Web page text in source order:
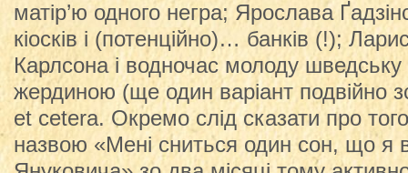
матір’ю одного негра; Ярослава
кіосків і (потенційно)… банків (!);
Карлсона і водночас молоду шведську
жердиною (ще один варіант подвійно
et cetera. Окремо слід сказати про
назвою «Мені сниться один сон, що я в